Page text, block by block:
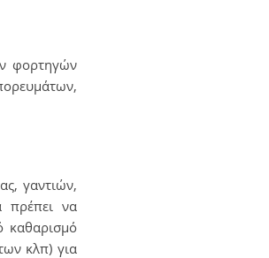
φορτηγών
γαντιών,
πρέπει να
καθαρισμό
κλπ) για